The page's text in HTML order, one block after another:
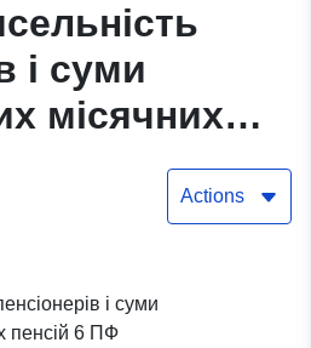
і суми
місячних
Actions
і суми
пенсій 6 ПФ